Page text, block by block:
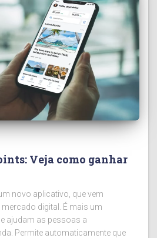
Veja como ganhar
novo aplicativo, que vem
digital. É mais um
ajudam as pessoas a
Permite automaticamente que